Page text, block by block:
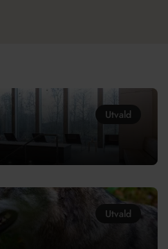
Utvald
Utvald